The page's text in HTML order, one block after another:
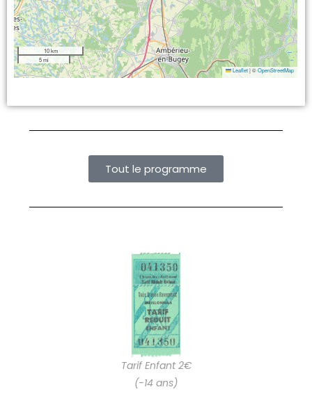
10 km
5 mi
Leaflet |©OpenStreetMap
Tout le programme
Tarif Enfant 2€
(-14 ans)